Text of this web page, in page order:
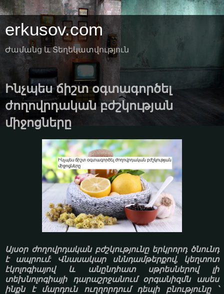
erkusov.com
Ժամանց և Տեղեկատվություն
Ինչպես ճիշտ օգտագործել
ժողովրդական բժշկության
միջոցները
Այսօր ժողովրդական բժշկությունը երկրորդ ծնունդ
է ապրում: Վնասակար սննդամթերքով, կեղտոտ
էկոլոգիայով և անընդհատ սթրեսներով լի
տեխնոլոգիայի դարաշրջանում օրգանիզմն ասես
ինքն է մարդուն ուղղորդում դեպի բնությունը ՝